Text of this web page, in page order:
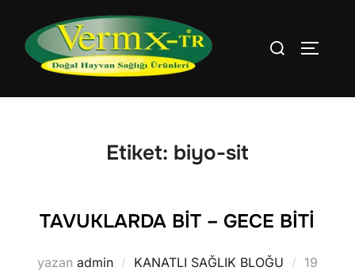
Aranacak
içerik:
Etiket: biyo-sit
TAVUKLARDA BİT – GECE BİTİ
yazan admin KANATLI SAĞLIK BLOĞU
19